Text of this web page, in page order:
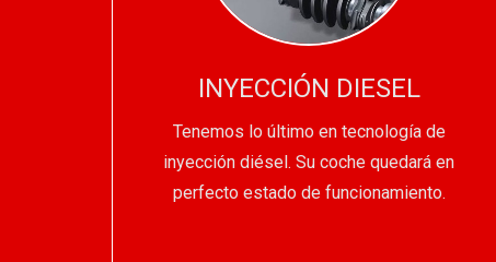
INYECCIÓN DIESEL
Tenemos lo último en tecnología de
inyección diésel. Su coche quedará en
perfecto estado de funcionamiento.